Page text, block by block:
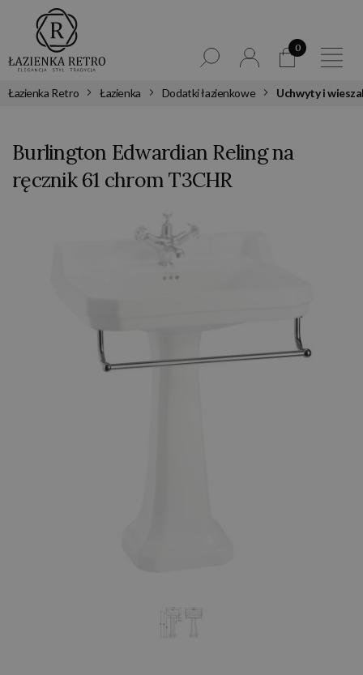
0
Łazienka Retro Łazienka Dodatki łazienkowe Uchwyty i
Burlington Edwardian Reling na
ręcznik 61 chrom T3CHR